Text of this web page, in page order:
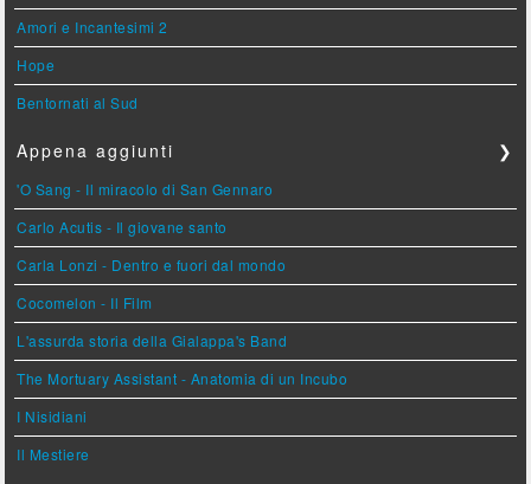
Amori e Incantesimi 2
Hope
Bentornati al Sud
Appena aggiunti ❯
'O Sang - Il miracolo di San Gennaro
Carlo Acutis - Il giovane santo
Carla Lonzi - Dentro e fuori dal mondo
Cocomelon - Il Film
L'assurda storia della Gialappa's Band
The Mortuary Assistant - Anatomia di un Incubo
I Nisidiani
Il Mestiere